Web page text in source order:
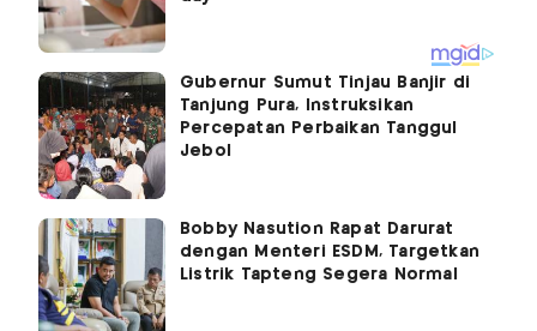
Gubernur Sumut Tinjau Banjir di
Tanjung Pura, Instruksikan
Percepatan Perbaikan Tanggul
Jebol
Bobby Nasution Rapat Darurat
dengan Menteri ESDM, Targetkan
Listrik Tapteng Segera Normal